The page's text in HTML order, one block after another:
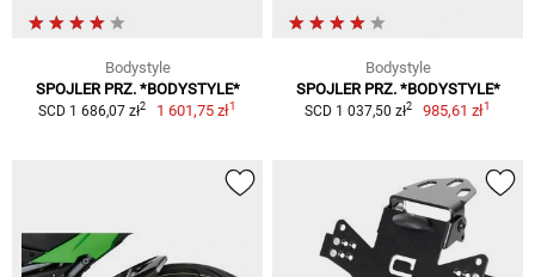
Bodystyle
SPOJLER PRZ. *BODYSTYLE*
SCD 1 686,07 zł2 1 601,75 zł1
Bodystyle
SPOJLER PRZ. *BODYSTYLE*
SCD 1 037,50 zł2 985,61 zł1